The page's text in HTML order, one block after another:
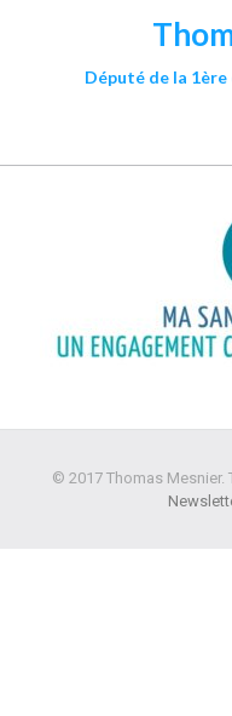
Député de la
© 2017 Thomas Mesnier.